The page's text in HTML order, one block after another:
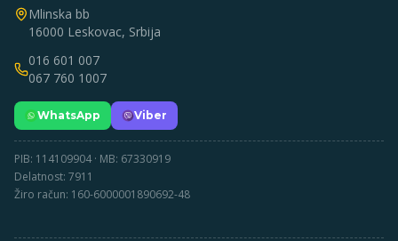
Mlinska bb
16000 Leskovac, Srbija
016 601 007
067 760 1007
WhatsApp Viber
PIB: 114109904 · MB: 67330919
Delatnost: 7911
Žiro račun: 160-6000001890692-48